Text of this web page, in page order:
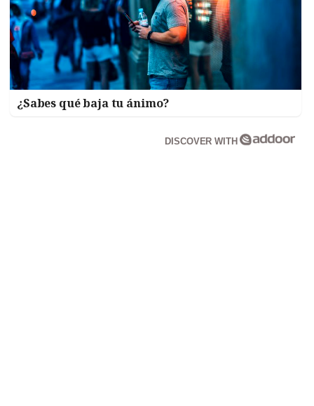
¿Sabes qué baja tu ánimo?
DISCOVER WITH